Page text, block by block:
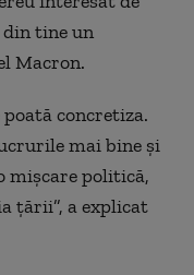
tine un
Macron.
concretiza.
mai bine și
mișcare politică,
țării”, a explicat